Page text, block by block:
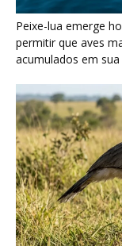
Seriema utiliza
rochas para